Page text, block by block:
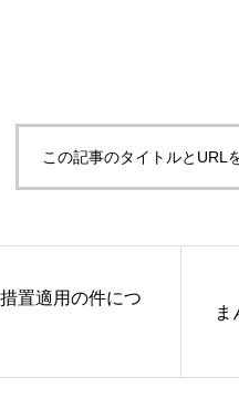
この記事のタイトルとURL
置適用の件につ
ま